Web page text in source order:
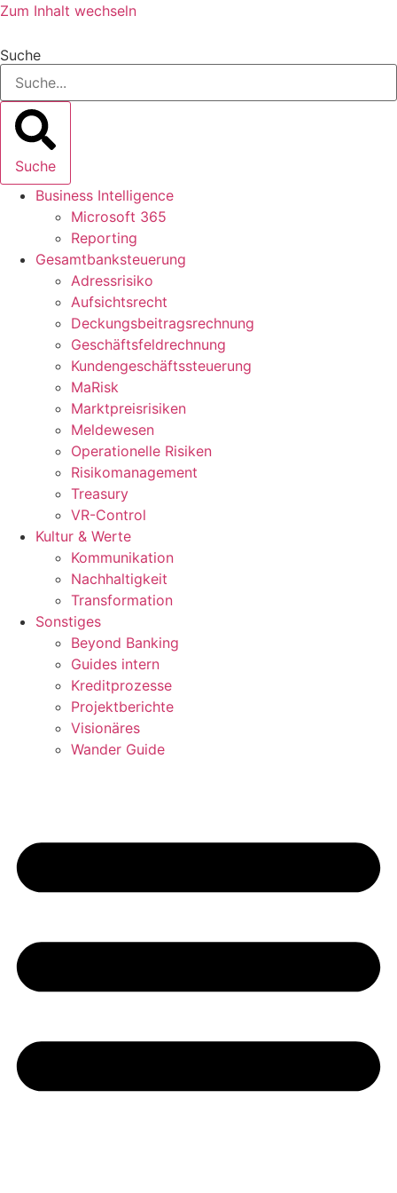
Zum Inhalt wechseln
Suche
Suche
Business Intelligence
Microsoft 365
Reporting
Gesamtbanksteuerung
Adressrisiko
Aufsichtsrecht
Deckungsbeitragsrechnung
Geschäftsfeldrechnung
Kundengeschäftssteuerung
MaRisk
Marktpreisrisiken
Meldewesen
Operationelle Risiken
Risikomanagement
Treasury
VR-Control
Kultur & Werte
Kommunikation
Nachhaltigkeit
Transformation
Sonstiges
Beyond Banking
Guides intern
Kreditprozesse
Projektberichte
Visionäres
Wander Guide